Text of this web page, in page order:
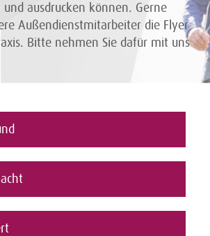
ausdrucken können. Gerne
Außendienst­mitarbeiter die Flyer
Bitte nehmen Sie dafür mit uns